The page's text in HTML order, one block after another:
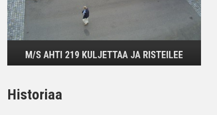
M/S AHTI 219 KULJETTAA JA RISTEILEE
Historiaa